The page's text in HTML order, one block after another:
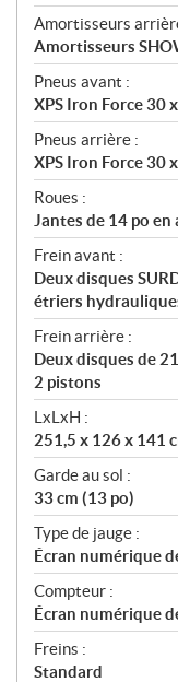
Amortisseurs
Amortisseurs
Pneus avant :
XPS Iron Force 30
Pneus arrière :
XPS Iron Force 30
Roues :
Jantes de 14 po
Frein avant :
Deux disques
étriers
Frein arrière :
Deux disques de
2 pistons
LxLxH :
251,5 x 126 x 141
Garde au sol :
33 cm (13 po)
Type de jauge :
Écran numérique
Compteur :
Écran numérique
Freins :
Standard